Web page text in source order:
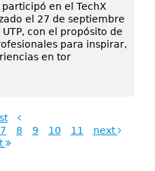
participó en el TechX
el 27 de septiembre
con el propósito de
para inspirar,
en tor
7 8 9 10 11
next